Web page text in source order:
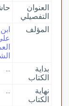
العنوان
التفصيلي
المؤلف
بداية
الكتاب
...
نهاية
الكتاب
...